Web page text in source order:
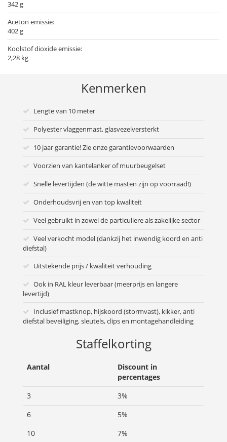
342 g
Aceton emissie:
402 g
Koolstof dioxide emissie:
2,28 kg
Kenmerken
Lengte van 10 meter
Polyester vlaggenmast, glasvezelversterkt
10 jaar garantie! Zie onze garantievoorwaarden
Voorzien van kantelanker of muurbeugelset
Snelle levertijden (de witte masten zijn op voorraad!)
Onderhoudsvrij en van top kwaliteit
Veel gebruikt in zowel de particuliere als zakelijke sector
Veel verkocht model (dankzij het inwendig koord en anti
diefstal)
Uitstekende prijs / kwaliteit verhouding
Ook in RAL kleur leverbaar (meerprijs en langere
levertijd)
Inclusief mastknop, hijskoord (stormvast), kikker, anti
diefstal beveiliging, sleutels, clips en montagehandleiding
Staffelkorting
Aantal
Discount in
percentages
3
3%
6
5%
10
7%